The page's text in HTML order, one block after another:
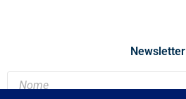
Newsletter